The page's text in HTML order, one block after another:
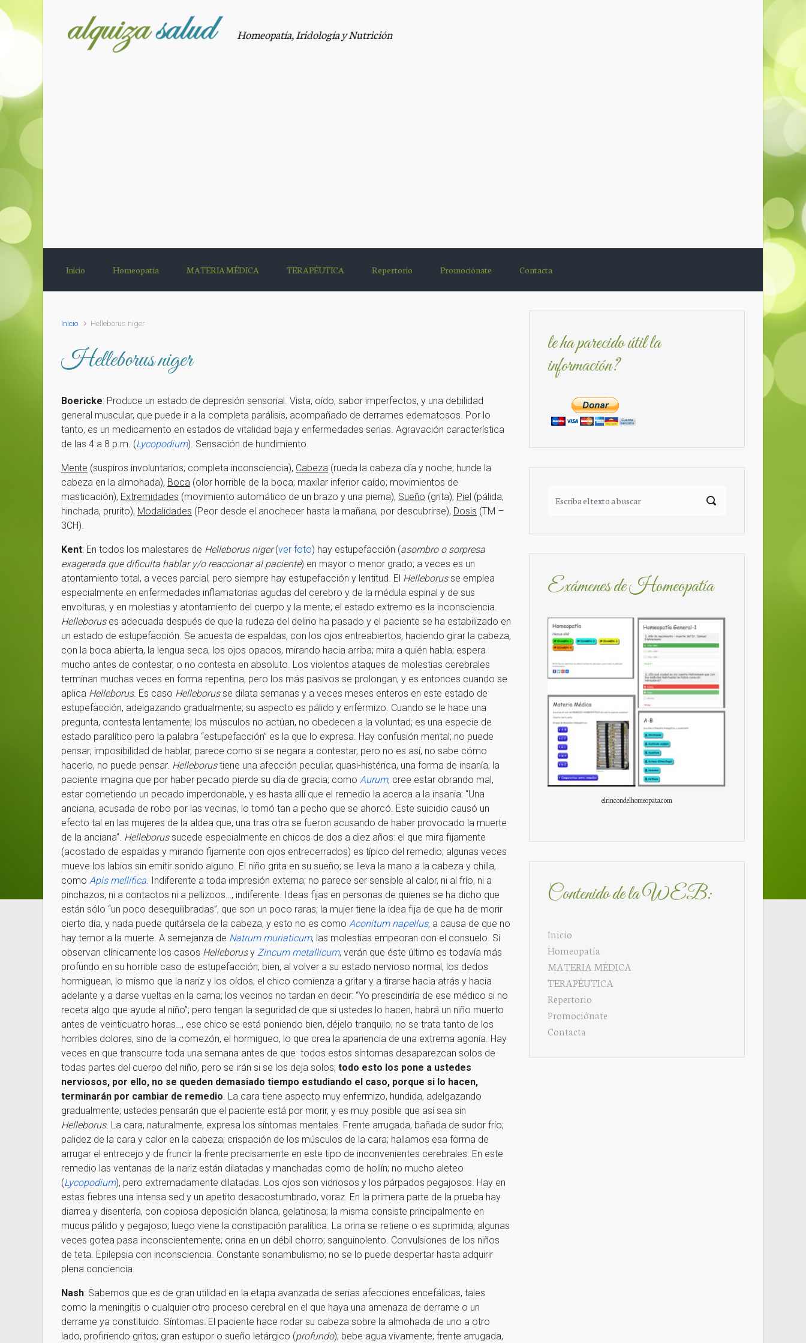
Saltar al contenido principal
Homeopatía, Iridología y Nutrición
Inicio Homeopatía MATERIA MÉDICA TERAPÉUTICA Repertorio Promociónate Contacta
Inicio Helleborus niger
Helleborus niger
Boericke: Produce un estado de depresión sensorial. Vista, oído, sabor imperfectos, y una debilidad
general muscular, que puede ir a la completa parálisis, acompañado de derrames edematosos. Por lo
tanto, es un medicamento en estados de vitalidad baja y enfermedades serias. Agravación característica
de las 4 a 8 p.m. (Lycopodium). Sensación de hundimiento.
Mente (suspiros involuntarios; completa inconsciencia), Cabeza (rueda la cabeza día y noche; hunde la
cabeza en la almohada), Boca (olor horrible de la boca; maxilar inferior caído; movimientos de
masticación), Extremidades (movimiento automático de un brazo y una pierna), Sueño (grita), Piel (pálida,
hinchada, prurito), Modalidades (Peor desde el anochecer hasta la mañana, por descubrirse), Dosis (TM –
3CH).
Kent: En todos los malestares de Helleborus niger(ver foto) hay estupefacción (asombro o sorpresa
exagerada que dificulta hablar y/o reaccionar al paciente) en mayor o menor grado; a veces es un
atontamiento total, a veces parcial, pero siempre hay estupefacción y lentitud. El Helleborusse emplea
especialmente en enfermedades inflamatorias agudas del cerebro y de la médula espinal y de sus
envolturas, y en molestias y atontamiento del cuerpo y la mente; el estado extremo es la inconsciencia.
Helleboruses adecuada después de que la rudeza del delirio ha pasado y el paciente se ha estabilizado en
un estado de estupefacción. Se acuesta de espaldas, con los ojos entreabiertos, haciendo girar la cabeza,
con la boca abierta, la lengua seca, los ojos opacos, mirando hacia arriba; mira a quién habla; espera
mucho antes de contestar, o no contesta en absoluto. Los violentos ataques de molestias cerebrales
terminan muchas veces en forma repentina, pero los más pasivos se prolongan, y es entonces cuando se
aplica Helleborus. Es caso Helleborusse dilata semanas y a veces meses enteros en este estado de
estupefacción, adelgazando gradualmente; su aspecto es pálido y enfermizo. Cuando se le hace una
pregunta, contesta lentamente; los músculos no actúan, no obedecen a la voluntad; es una especie de
estado paralítico pero la palabra “estupefacción” es la que lo expresa. Hay confusión mental; no puede
pensar; imposibilidad de hablar, parece como si se negara a contestar, pero no es así, no sabe cómo
hacerlo, no puede pensar. Helleborustiene una afección peculiar, quasi-histérica, una forma de insanía; la
paciente imagina que por haber pecado pierde su día de gracia; como Aurum, cree estar obrando mal,
estar cometiendo un pecado imperdonable, y es hasta allí que el remedio la acerca a la insania: “Una
anciana, acusada de robo por las vecinas, lo tomó tan a pecho que se ahorcó. Este suicidio causó un
efecto tal en las mujeres de la aldea que, una tras otra se fueron acusando de haber provocado la muerte
de la anciana”. Helleborussucede especialmente en chicos de dos a diez años: el que mira fijamente
(acostado de espaldas y mirando fijamente con ojos entrecerrados) es típico del remedio; algunas veces
mueve los labios sin emitir sonido alguno. El niño grita en su sueño; se lleva la mano a la cabeza y chilla,
como Apis mellifica . Indiferente a toda impresión externa; no parece ser sensible al calor, ni al frío, ni a
pinchazos, ni a contactos ni a pellizcos…, indiferente. Ideas fijas en personas de quienes se ha dicho que
están sólo “un poco desequilibradas”, que son un poco raras; la mujer tiene la idea fija de que ha de morir
cierto día, y nada puede quitársela de la cabeza, y esto no es como Aconitum napellus, a causa de que no
hay temor a la muerte. A semejanza de Natrum muriaticum, las molestias empeoran con el consuelo. Si
observan clínicamente los casos Helleborusy Zincum metallicum, verán que éste último es todavía más
profundo en su horrible caso de estupefacción; bien, al volver a su estado nervioso normal, los dedos
hormiguean, lo mismo que la nariz y los oídos, el chico comienza a gritar y a tirarse hacia atrás y hacia
adelante y a darse vueltas en la cama; los vecinos no tardan en decir: “Yo prescindiría de ese médico si no
receta algo que ayude al niño”; pero tengan la seguridad de que si ustedes lo hacen, habrá un niño muerto
antes de veinticuatro horas…, ese chico se está poniendo bien, déjelo tranquilo; no se trata tanto de los
horribles dolores, sino de la comezón, el hormigueo, lo que crea la apariencia de una extrema agonía. Hay
veces en que transcurre toda una semana antes de que todos estos síntomas desaparezcan solos de
todas partes del cuerpo del niño, pero se irán si se los deja solos; todo esto los pone a ustedes
nerviosos, por ello, no se queden demasiado tiempo estudiando el caso, porque si lo hacen,
terminarán por cambiar de remedio . La cara tiene aspecto muy enfermizo, hundida, adelgazando
gradualmente; ustedes pensarán que el paciente está por morir, y es muy posible que así sea sin
Helleborus. La cara, naturalmente, expresa los síntomas mentales. Frente arrugada, bañada de sudor frío;
palidez de la cara y calor en la cabeza; crispación de los músculos de la cara; hallamos esa forma de
arrugar el entrecejo y de fruncir la frente precisamente en este tipo de inconvenientes cerebrales. En este
remedio las ventanas de la nariz están dilatadas y manchadas como de hollín; no mucho aleteo
(Lycopodium), pero extremadamente dilatadas. Los ojos son vidriosos y los párpados pegajosos. Hay en
estas fiebres una intensa sed y un apetito desacostumbrado, voraz. En la primera parte de la prueba hay
diarrea y disentería, con copiosa deposición blanca, gelatinosa; la misma consiste principalmente en
mucus pálido y pegajoso; luego viene la constipación paralítica. La orina se retiene o es suprimida; algunas
veces gotea pasa inconscientemente; orina en un débil chorro; sanguinolento. Convulsiones de los niños
de teta. Epilepsia con inconsciencia. Constante sonambulismo; no se lo puede despertar hasta adquirir
plena conciencia.
Nash: Sabemos que es de gran utilidad en la etapa avanzada de serias afecciones encefálicas, tales
como la meningitis o cualquier otro proceso cerebral en el que haya una amenaza de derrame o un
derrame ya constituido. Síntomas: El paciente hace rodar su cabeza sobre la almohada de uno a otro
lado, profiriendo gritos; gran estupor o sueño letárgico (profundo); bebe agua vivamente; frente arrugada,
le ha parecido útil la
información?
Exámenes de Homeopatía
elrincondelhomeopata.com
Contenido de la WEB:
Inicio
Homeopatía
MATERIA MÉDICA
TERAPÉUTICA
Repertorio
Promociónate
Contacta